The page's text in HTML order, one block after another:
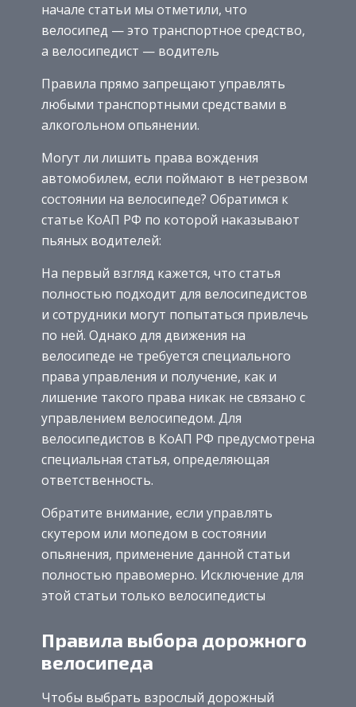
начале статьи мы отметили, что
велосипед — это транспортное средство,
а велосипедист — водитель
Правила прямо запрещают управлять
любыми транспортными средствами в
алкогольном опьянении.
Могут ли лишить права вождения
автомобилем, если поймают в нетрезвом
состоянии на велосипеде? Обратимся к
статье КоАП РФ по которой наказывают
пьяных водителей:
На первый взгляд кажется, что статья
полностью подходит для велосипедистов
и сотрудники могут попытаться привлечь
по ней. Однако для движения на
велосипеде не требуется специального
права управления и получение, как и
лишение такого права никак не связано с
управлением велосипедом. Для
велосипедистов в КоАП РФ предусмотрена
специальная статья, определяющая
ответственность.
Обратите внимание, если управлять
скутером или мопедом в состоянии
опьянения, применение данной статьи
полностью правомерно. Исключение для
этой статьи только велосипедисты
Правила выбора дорожного
велосипеда
Чтобы выбрать взрослый дорожный